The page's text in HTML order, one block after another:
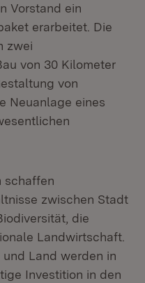
Vorstand ein
erarbeitet. Die
zwei
von 30 Kilometer
von
Neuanlage eines
schaffen
zwischen Stadt
die
Landwirtschaft.
Land werden in
Investition in den